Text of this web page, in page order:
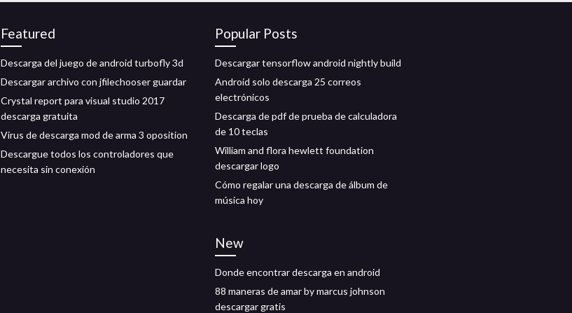
Featured
Descarga del juego de android turbofly 3d
Descargar archivo con jfilechooser guardar
Crystal report para visual studio 2017
descarga gratuita
Virus de descarga mod de arma 3 oposition
Descargue todos los controladores que
necesita sin conexión
Popular Posts
Descargar tensorflow android nightly build
Android solo descarga 25 correos
electrónicos
Descarga de pdf de prueba de calculadora
de 10 teclas
William and flora hewlett foundation
descargar logo
Cómo regalar una descarga de álbum de
música hoy
New
Donde encontrar descarga en android
88 maneras de amar by marcus johnson
descargar gratis